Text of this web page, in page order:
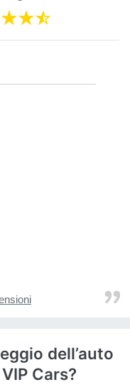
dell’auto
Cars?